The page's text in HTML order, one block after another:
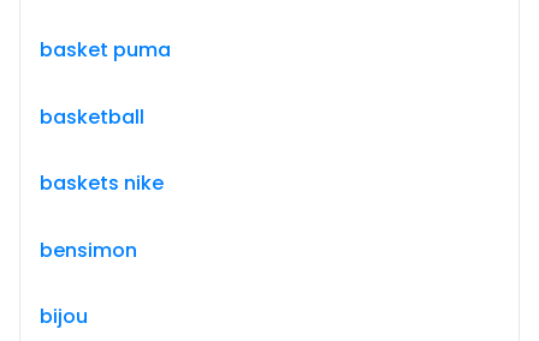
basket puma
basketball
baskets nike
bensimon
bijou